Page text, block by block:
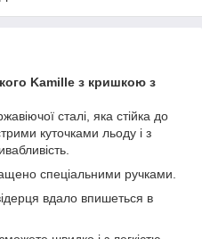
Kamille з кришкою з
сталі, яка стійка до
куточками льоду і з
спеціальними ручками.
вдало впишеться в